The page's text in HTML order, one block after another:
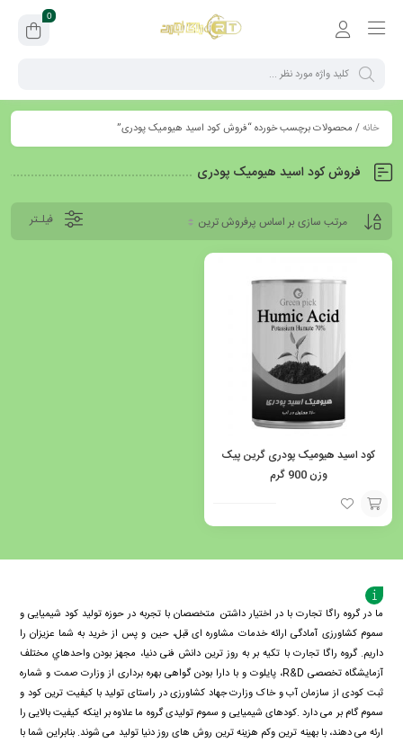
0
خانه/ محصولات برچسب خورده “فروش کود اسید هیومیک پودری”
فروش کود اسید هیومیک پودری
فیلـتر
کود اسید هیومیک پودری گرین پیک
وزن 900 گرم
افزودن
به
سبد
ما در گروه راگا تجارت با در اختیار داشتن متخصصان با تجربه در حوزه تولید کود شیمیایی و
سموم کشاورزی آمادگی ارائه خدمات مشاوره ای قبل، حین و پس از خرید به شما عزیزان را
داریم. گروه راگا تجارت با تكيه بر به روز ترین دانش فنی دنيا، مجهز بودن واحدهاي مختلف
آزمايشگاه تخصصی R&D، پايلوت و با دارا بودن گواهی بهره برداری از وزارت صمت و شماره
ثبت کودی از سازمان آب و خاک وزارت جهاد کشاورزی در راستای تولید با کیفیت ترین کود و
سموم گام بر می دارد .کودهای شیمیایی و سموم تولیدی گروه ما علاوه بر اینکه کیفیت بالایی را
ارئه می دهند، با بهینه ترین وکم هزینه ترین روش های روز دنیا تولید می شوند. بنابراین شما با